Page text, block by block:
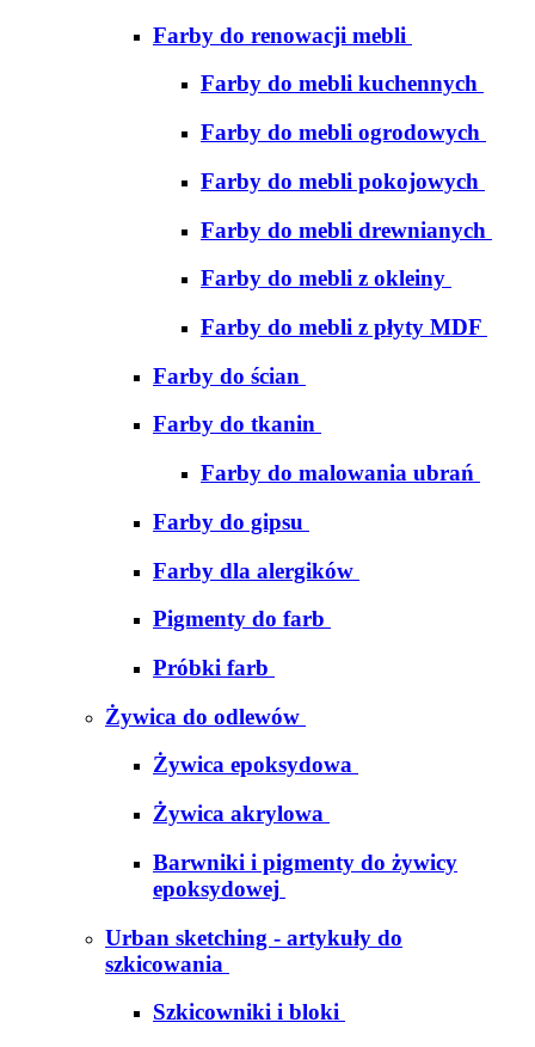
Farby do renowacji mebli
Farby do mebli kuchennych
Farby do mebli ogrodowych
Farby do mebli pokojowych
Farby do mebli drewnianych
Farby do mebli z okleiny
Farby do mebli z płyty MDF
Farby do ścian
Farby do tkanin
Farby do malowania ubrań
Farby do gipsu
Farby dla alergików
Pigmenty do farb
Próbki farb
Żywica do odlewów
Żywica epoksydowa
Żywica akrylowa
Barwniki i pigmenty do żywicy
epoksydowej
Urban sketching - artykuły do
szkicowania
Szkicowniki i bloki